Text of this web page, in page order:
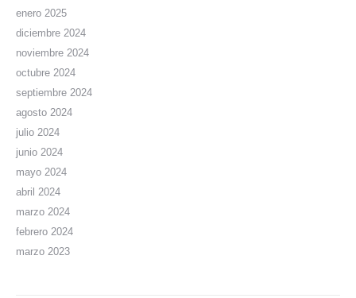
enero 2025
diciembre 2024
noviembre 2024
octubre 2024
septiembre 2024
agosto 2024
julio 2024
junio 2024
mayo 2024
abril 2024
marzo 2024
febrero 2024
marzo 2023